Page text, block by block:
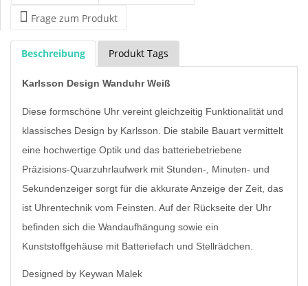
Frage zum Produkt
Beschreibung Produkt Tags
Karlsson Design Wanduhr Weiß
Diese formschöne Uhr vereint gleichzeitig Funktionalität und
klassisches Design by Karlsson. Die stabile Bauart vermittelt
eine hochwertige Optik und das batteriebetriebene
Präzisions-Quarzuhrlaufwerk mit Stunden-, Minuten- und
Sekundenzeiger sorgt für die akkurate Anzeige der Zeit, das
ist Uhrentechnik vom Feinsten. Auf der Rückseite der Uhr
befinden sich die Wandaufhängung sowie ein
Kunststoffgehäuse mit Batteriefach und Stellrädchen.
Designed by Keywan Malek